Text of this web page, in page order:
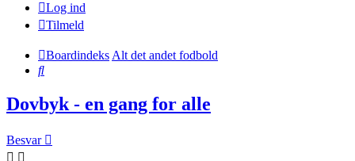
Log ind
Tilmeld
BoardindeksAlt det andet fodbold
Søg
Dovbyk - en gang for alle
Besvar